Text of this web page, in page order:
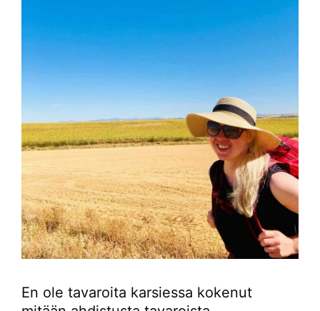
En ole tavaroita karsiessa kokenut